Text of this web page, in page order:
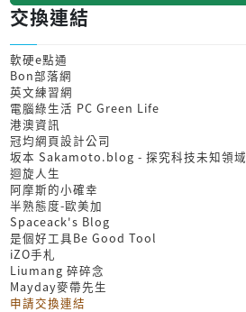
交換連結
軟硬e點通
Bon部落網
英文練習網
電腦綠生活 PC Green Life
港澳資訊
冠均網頁設計公司
坂本 Sakamoto.blog - 探究科技未知領域
迴旋人生
阿摩斯的小確幸
半熟態度-歐美加
Spaceack's Blog
是個好工具Be Good Tool
iZO手札
Liumang 碎碎念
Mayday麥帶先生
申請交換連結